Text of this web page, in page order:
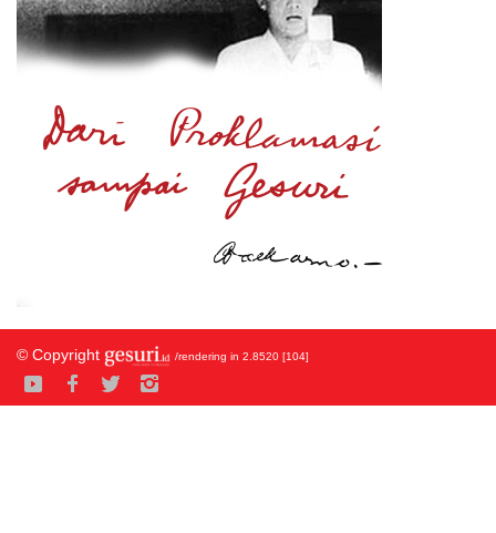
© Copyright /rendering in 2.8520 [104]